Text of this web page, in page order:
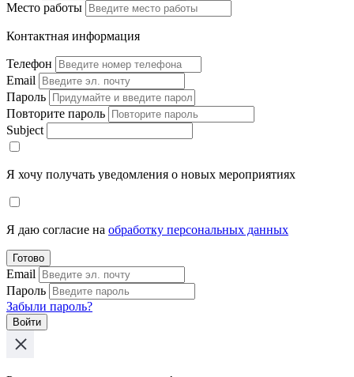
Место работы
Контактная информация
Телефон
Email
Пароль
Повторите пароль
Subject
Я хочу получать уведомления о новых мероприятиях
Я даю согласие на обработку персональных данных
Готово
Email
Пароль
Забыли пароль?
Войти